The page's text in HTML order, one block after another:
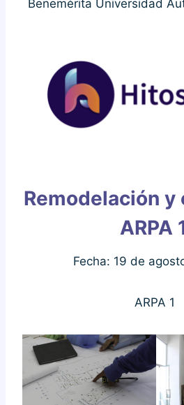
Benemérita Universidad
Remodelación y
ARPA
Fecha: 19 de
ARPA 1